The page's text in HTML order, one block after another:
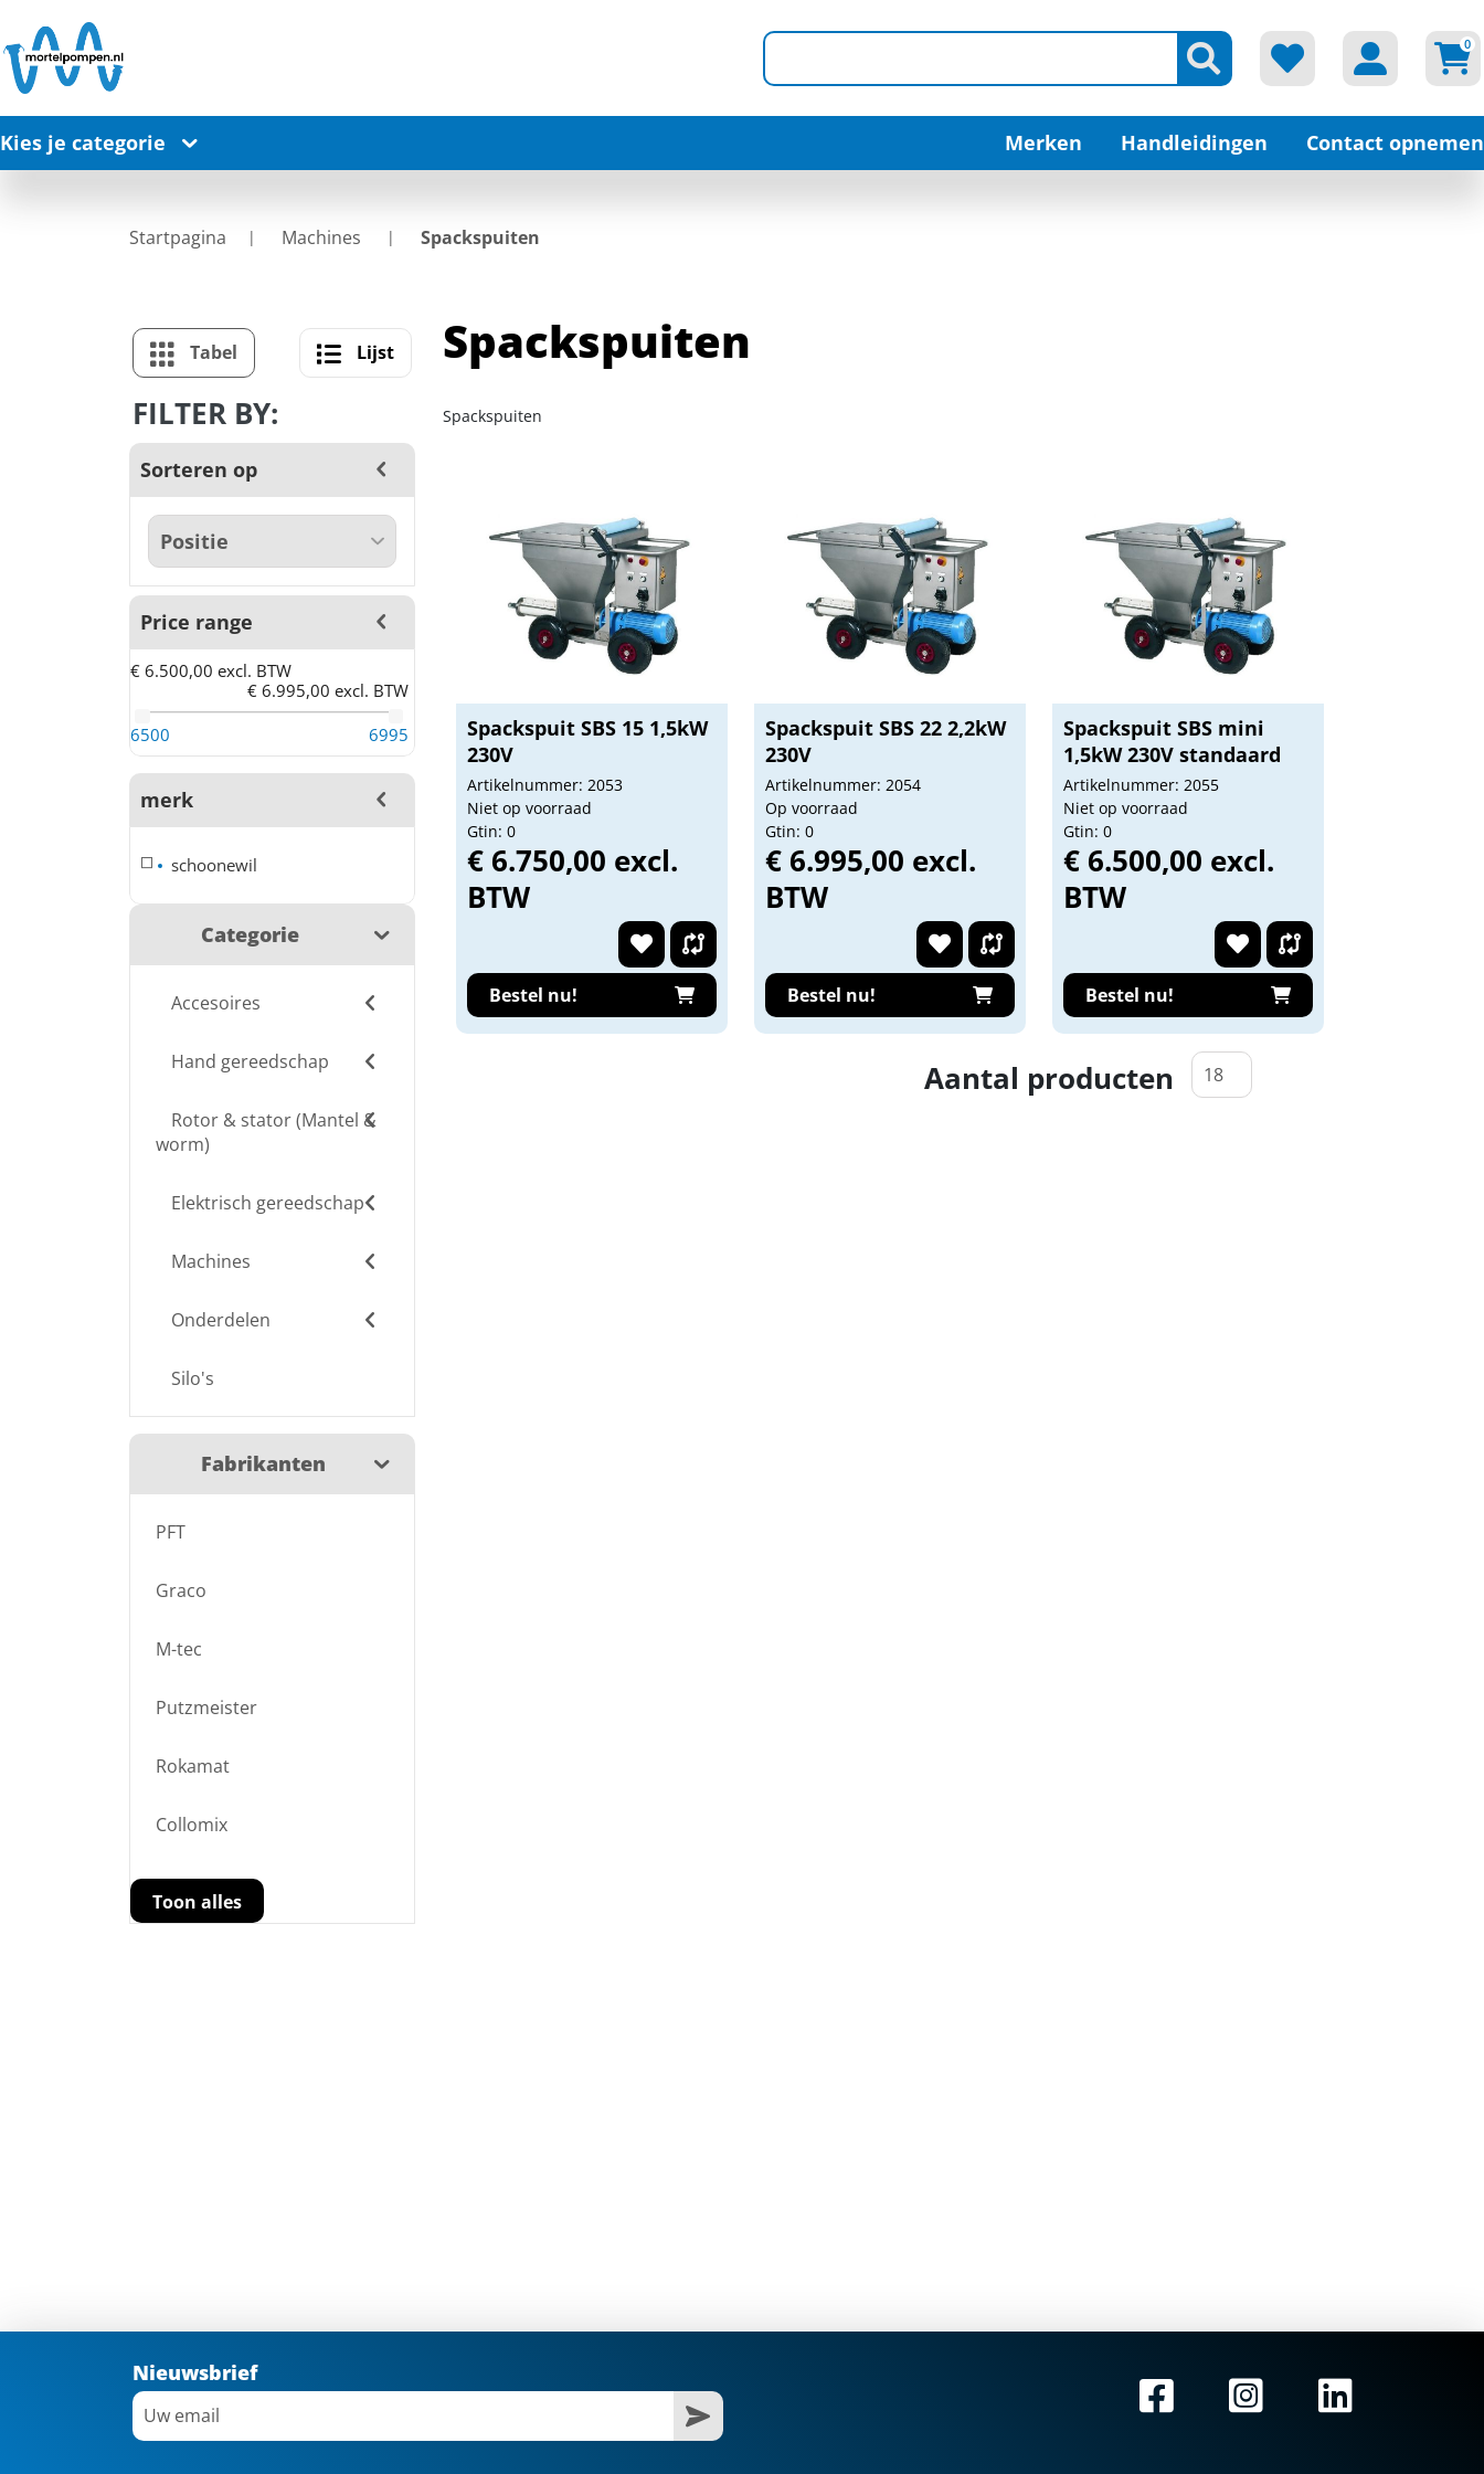
0
Kies je categorie Merken Handleidingen Contact opnemen
Startpagina Machines Spackspuiten
Tabel Lijst
FILTER BY:
Sorteren op
Price range
€ 6.500,00 excl. BTW
€ 6.995,00 excl. BTW
6500 6995
merk
schoonewil
Categorie
Accesoires
Hand gereedschap
Rotor & stator (Mantel &
worm)
Elektrisch gereedschap
Machines
Onderdelen
Silo's
Fabrikanten
PFT
Graco
M-tec
Putzmeister
Rokamat
Collomix
Toon alles
Spackspuiten
Spackspuiten
Spackspuit SBS 15 1,5kW
230V
Artikelnummer: 2053
Niet op voorraad
Gtin: 0
€ 6.750,00 excl.
BTW
Bestel nu!
Spackspuit SBS 22 2,2kW
230V
Artikelnummer: 2054
Op voorraad
Gtin: 0
€ 6.995,00 excl.
BTW
Bestel nu!
Spackspuit SBS mini
1,5kW 230V standaard
Artikelnummer: 2055
Niet op voorraad
Gtin: 0
€ 6.500,00 excl.
BTW
Bestel nu!
Aantal producten
Nieuwsbrief